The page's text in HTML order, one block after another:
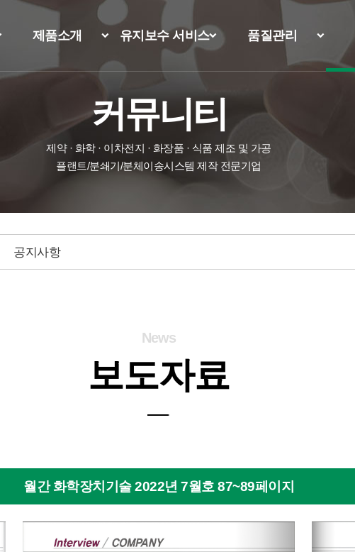
제품소개 유지보수 서비스 품질관리
커뮤니티
제약 · 화학 · 이차전지 · 화장품 · 식품 제조 및 가공
플랜트/분쇄기/분체이송시스템 제작 전문기업
공지사항
News
보도자료
월간 화학장치기술 2022년 7월호 87~89페이지